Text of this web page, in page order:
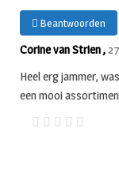
Beantwoorden
Corine van Strien ,
Heel erg jammer,
een mooi